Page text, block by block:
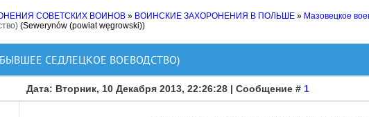
СОВЕТСКИХ ВОИНОВ » ВОИНСКИЕ ЗАХОРОНЕНИЯ В ПОЛЬШЕ » Мазовецкое
(Sewerynów (powiat węgrowski))
СЕДЛЕЦКОЕ ВОЕВОДСТВО)
Дата: Вторник, 10 Декабря 2013, 22:26:28 | Сообщение # 1